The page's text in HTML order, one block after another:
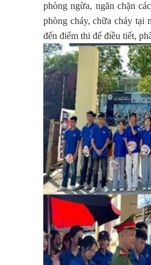
phòng ngừa, ngăn chặn
phòng cháy, chữa cháy tại
đến điểm thi để điều tiết,